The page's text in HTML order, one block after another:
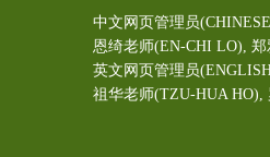
中文网页管理员
恩绮老师(EN-CHI LO) ,
英文网页管理员
祖华老师(TZU-HUA